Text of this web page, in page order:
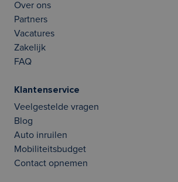
Over ons
Partners
Vacatures
Zakelijk
FAQ
Klantenservice
Veelgestelde vragen
Blog
Auto inruilen
Mobiliteitsbudget
Contact opnemen